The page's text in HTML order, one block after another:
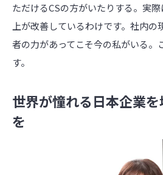
ただけるCSの方がいたりする。実
上が改善しているわけです。社内の
者の力があってこそ今の私がいる。
す。
世界が憧れる日本企業
を